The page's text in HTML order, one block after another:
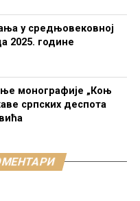
у средњовековној
2025. године
монографије „Коњ
српских деспота